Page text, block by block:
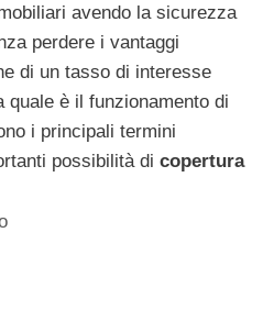
avendo la sicurezza
perdere i vantaggi
di un tasso di interesse
quale è il funzionamento di
i principali termini
possibilità di copertura